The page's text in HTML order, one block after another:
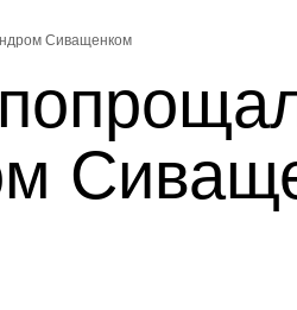
Сиващенком